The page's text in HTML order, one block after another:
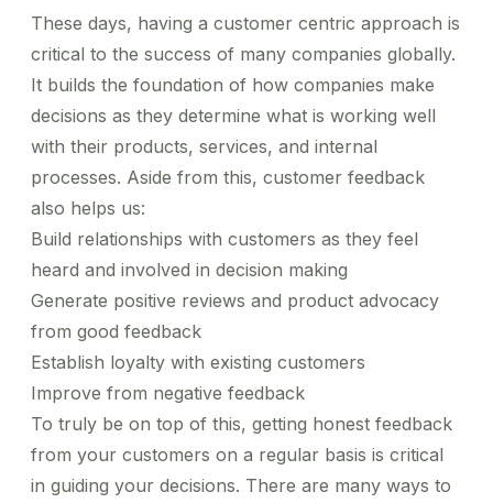
Managed Business Profile
โซลูชันด้านการจัดการค่าใช้จ่ายที่ตอบโจทย์องค์กรขนาด
Concierge
จัดการการเดินทางให้กับแขกคนสำคัญ
หลากหลาย
ทำให้การใช้จ่ายทางธุรกิจเป็นไปได้ง่าย ควบคุมค่าใช้จ่าย
และดูข้อมูลเชิงลึกเกี่ยวกับการใช้จ่าย
การดูแลสุขภาพ
รับส่งผู้ป่วยและจัดส่งยาได้ง่ายๆ
การท่องเที่ยวและบริการ
มอบประสบการณ์ที่ดีที่สุดให้กับแขกโดยการใช้ประโยชน์
จากชุดบริการของเรา
การบริการด้านการเงิน
การเดินทางที่น่าเชื่อถือสำหรับพนักงาน การมีส่วนร่วมที่มี
ประสิทธิภาพสำหรับลูกค้า
English
ศูนย์ให้ความช่วยเหลือ
ลงชื่อเข้าใช้
These days, having a customer centric approach is
critical to the success of many companies globally.
It builds the foundation of how companies make
decisions as they determine what is working well
with their products, services, and internal
processes. Aside from this, customer feedback
also helps us:
Build relationships with customers as they feel
heard and involved in decision making
Generate positive reviews and product advocacy
from good feedback
Establish loyalty with existing customers
Improve from negative feedback
To truly be on top of this, getting honest feedback
from your customers on a regular basis is critical
in guiding your decisions. There are many ways to